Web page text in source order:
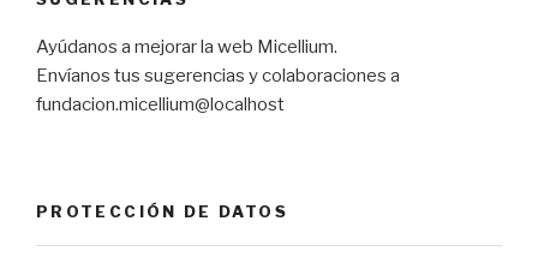
Ayúdanos a mejorar la web Micellium.
Envíanos tus sugerencias y colaboraciones a
fundacion.micellium@localhost
PROTECCIÓN DE DATOS